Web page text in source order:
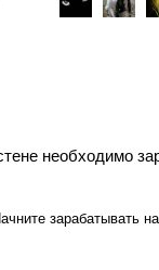
необходимо
зарабатывать